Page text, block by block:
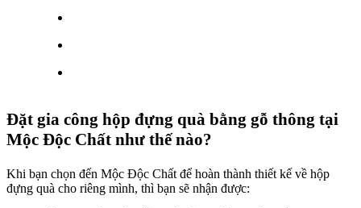
Đặt gia công hộp đựng quà bằng gỗ thông tại
Mộc Độc Chất như thế nào?
Khi bạn chọn đến Mộc Độc Chất để hoàn thành thiết kế về hộp
đựng quà cho riêng mình, thì bạn sẽ nhận được: